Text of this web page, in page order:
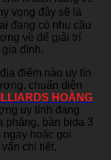
vọng đây sẽ là
đang có nhu cầu
về để giải trí
đình.
điểm nào uy tín
chuẩn diện
HOÀNG
uy tính đang
phăng, bàn bida 3
ngay hoặc gọi
chi tiết.